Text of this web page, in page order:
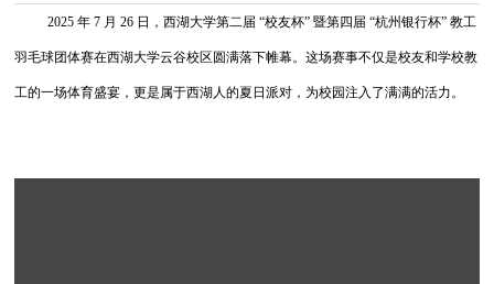
2025 年 7 月 26 日，西湖大学第二届 “校友杯” 暨第四届 “杭州银行杯” 教工
羽毛球团体赛在西湖大学云谷校区圆满落下帷幕。这场赛事不仅是校友和学校教
工的一场体育盛宴，更是属于西湖人的夏日派对，为校园注入了满满的活力。